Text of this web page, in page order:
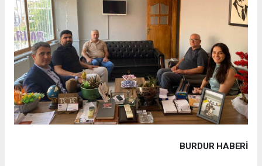
BURDUR HABERİ